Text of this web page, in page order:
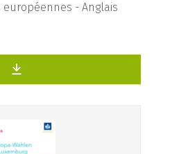
européennes - Anglais